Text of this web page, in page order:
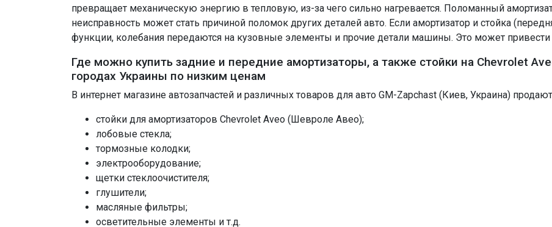
превращает механическую энергию в тепловую, из-за чего сильно нагревается. Поломанный
неисправность может стать причиной поломок других деталей авто. Если амортизатор и стойка
функции, колебания передаются на кузовные элементы и прочие детали машины. Это может привести
Где можно купить задние и передние амортизаторы, а также стойки на Chevrolet
городах Украины по низким ценам
В интернет магазине автозапчастей и различных товаров для авто GM-Zapchast (Киев, Украина)
стойки для амортизаторов Chevrolet Aveo (Шевроле Авео);
лобовые стекла;
тормозные колодки;
электрооборудование;
щетки стеклоочистителя;
глушители;
масляные фильтры;
осветительные элементы и т.д.